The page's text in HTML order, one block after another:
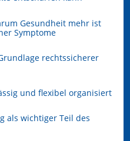
Gesundheit mehr ist
Symptome
rechtssicherer
und flexibel organisiert
als wichtiger Teil des